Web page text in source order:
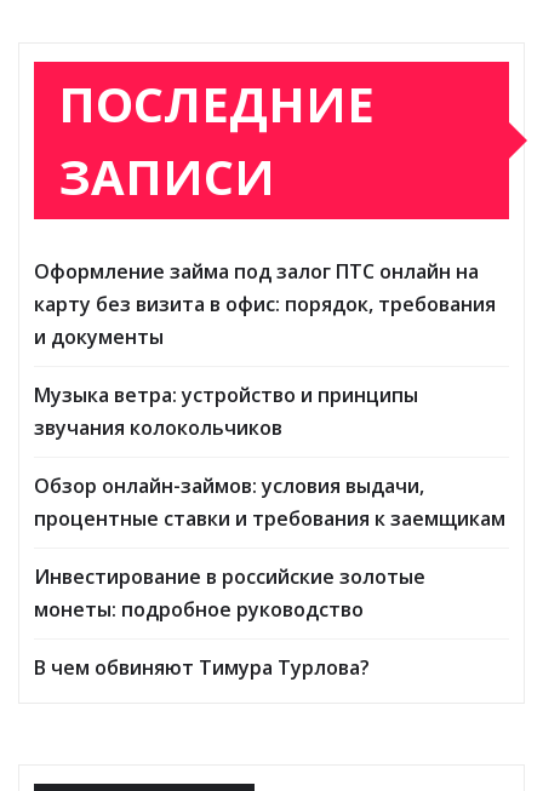
ПОСЛЕДНИЕ
ЗАПИСИ
Оформление займа под залог ПТС онлайн на
карту без визита в офис: порядок, требования
и документы
Музыка ветра: устройство и принципы
звучания колокольчиков
Обзор онлайн-займов: условия выдачи,
процентные ставки и требования к заемщикам
Инвестирование в российские золотые
монеты: подробное руководство
В чем обвиняют Тимура Турлова?